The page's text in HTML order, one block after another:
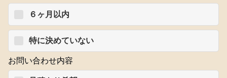
６ヶ月以内
特に決めていない
お問い合わせ内容